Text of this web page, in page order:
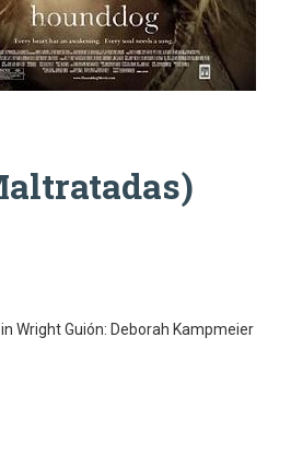
Wright Guión: Deborah Kampmeier